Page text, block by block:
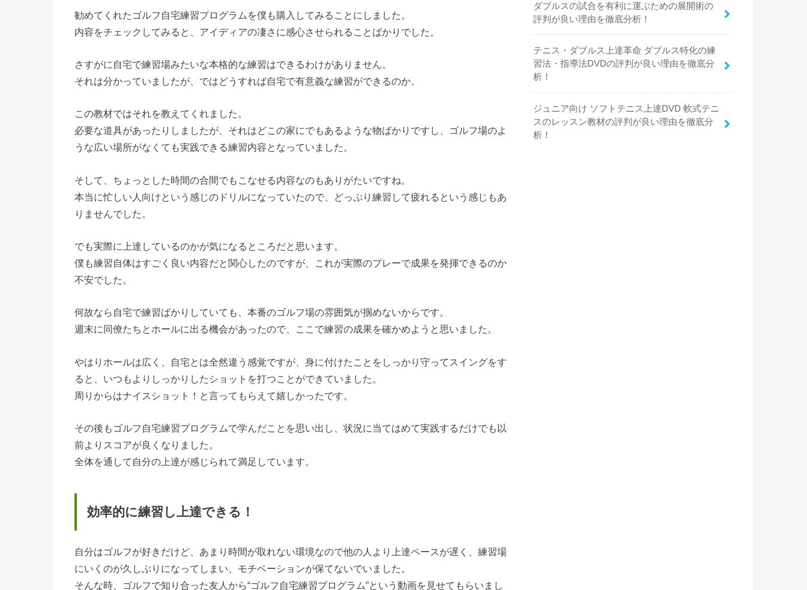
勧めてくれたゴルフ自宅練習プログラムを僕も購入してみることにしました。
内容をチェックしてみると、アイディアの凄さに感心させられることばかりでした。
さすがに自宅で練習場みたいな本格的な練習はできるわけがありません。
それは分かっていましたが、ではどうすれば自宅で有意義な練習ができるのか。
この教材ではそれを教えてくれました。
必要な道具があったりしましたが、それはどこの家にでもあるような物ばかりですし、ゴルフ場のよ
うな広い場所がなくても実践できる練習内容となっていました。
そして、ちょっとした時間の合間でもこなせる内容なのもありがたいですね。
本当に忙しい人向けという感じのドリルになっていたので、どっぷり練習して疲れるという感じもあ
りませんでした。
でも実際に上達しているのかが気になるところだと思います。
僕も練習自体はすごく良い内容だと関心したのですが、これが実際のプレーで成果を発揮できるのか
不安でした。
何故なら自宅で練習ばかりしていても、本番のゴルフ場の雰囲気が掴めないからです。
週末に同僚たちとホールに出る機会があったので、ここで練習の成果を確かめようと思いました。
やはりホールは広く、自宅とは全然違う感覚ですが、身に付けたことをしっかり守ってスイングをす
ると、いつもよりしっかりしたショットを打つことができていました。
周りからはナイスショット！と言ってもらえて嬉しかったです。
その後もゴルフ自宅練習プログラムで学んだことを思い出し、状況に当てはめて実践するだけでも以
前よりスコアが良くなりました。
全体を通して自分の上達が感じられて満足しています。
効率的に練習し上達できる！
自分はゴルフが好きだけど、あまり時間が取れない環境なので他の人より上達ペースが遅く、練習場
にいくのが久しぶりになってしまい、モチベーションが保てないでいました。
そんな時、ゴルフで知り合った友人から“ゴルフ自宅練習プログラム”という動画を見せてもらいまし
ダブルスの試合を有利に運ぶための展開術の
評判が良い理由を徹底分析！
テニス・ダブルス上達革命 ダブルス特化の練
習法・指導法DVDの評判が良い理由を徹底分
析！
ジュニア向け ソフトテニス上達DVD 軟式テニ
スのレッスン教材の評判が良い理由を徹底分
析！